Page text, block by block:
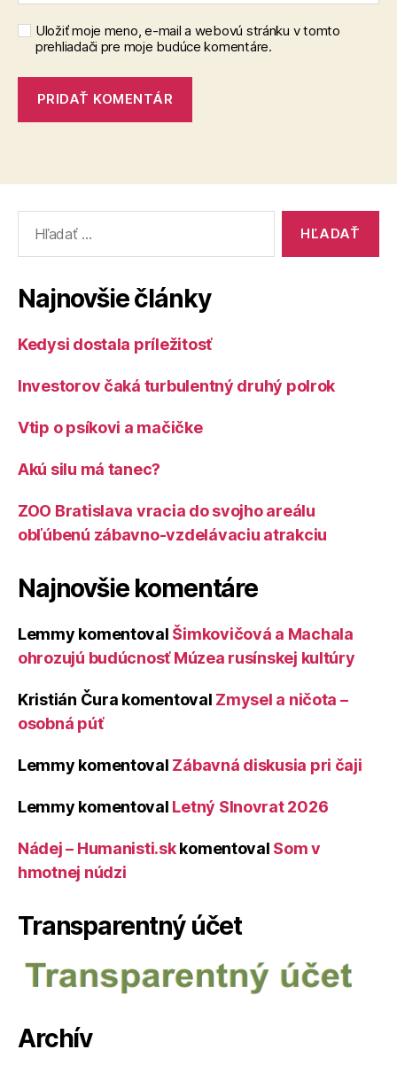
Uložiť moje meno, e-mail a webovú stránku v tomto
prehliadači pre moje budúce komentáre.
Najnovšie články
Kedysi dostala príležitosť
Investorov čaká turbulentný druhý polrok
Vtip o psíkovi a mačičke
Akú silu má tanec?
ZOO Bratislava vracia do svojho areálu
obľúbenú zábavno-vzdelávaciu atrakciu
Najnovšie komentáre
Lemmy komentoval Šimkovičová a Machala
ohrozujú budúcnosť Múzea rusínskej kultúry
Kristián Čura komentoval Zmysel a ničota –
osobná púť
Lemmy komentoval Zábavná diskusia pri čaji
Lemmy komentoval Letný Slnovrat 2026
Nádej – Humanisti.skkomentoval Som v
hmotnej núdzi
Transparentný účet
Archív